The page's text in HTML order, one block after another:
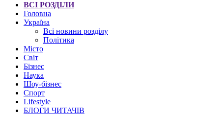
ВСІ РОЗДІЛИ
Головна
Україна
Всі новини розділу
Політика
Місто
Світ
Бізнес
Наука
Шоу-бізнес
Спорт
Lifestyle
БЛОГИ ЧИТАЧІВ